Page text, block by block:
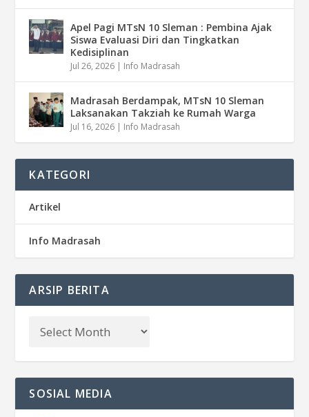
Apel Pagi MTsN 10 Sleman : Pembina Ajak
Siswa Evaluasi Diri dan Tingkatkan
Kedisiplinan
Jul 26, 2026 | Info Madrasah
Madrasah Berdampak, MTsN 10 Sleman
Laksanakan Takziah ke Rumah Warga
Jul 16, 2026 | Info Madrasah
KATEGORI
Artikel
Info Madrasah
ARSIP BERITA
SOSIAL MEDIA